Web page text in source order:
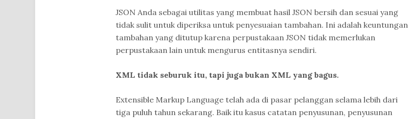
JSON Anda sebagai utilitas yang membuat hasil JSON bersih dan sesuai yang
tidak sulit untuk diperiksa untuk penyesuaian tambahan. Ini adalah keuntungan
tambahan yang ditutup karena perpustakaan JSON tidak memerlukan
perpustakaan lain untuk mengurus entitasnya sendiri.
XML tidak seburuk itu, tapi juga bukan XML yang bagus.
Extensible Markup Language telah ada di pasar pelanggan selama lebih dari
tiga puluh tahun sekarang. Baik itu kasus catatan penyusunan, penyusunan